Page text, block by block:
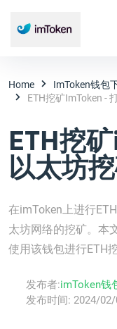
Home
ImToken钱包
ETH挖矿imToken -
ETH挖
以太坊
在imToken上进行
太坊网络的挖矿。本
使用该钱包进行ETH挖
发布者:imToken钱
发布时间: 2024/